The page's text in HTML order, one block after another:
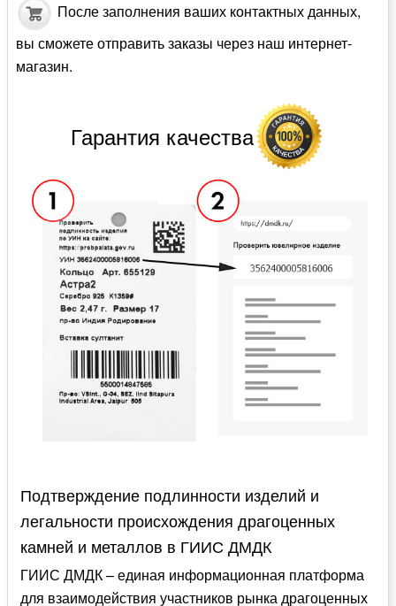
После заполнения ваших контактных данных,
вы сможете отправить заказы через наш интернет-
магазин.
Гарантия качества
Подтверждение подлинности изделий и
легальности происхождения драгоценных
камней и металлов в ГИИС ДМДК
ГИИС ДМДК – единая информационная платформа
для взаимодействия участников рынка драгоценных